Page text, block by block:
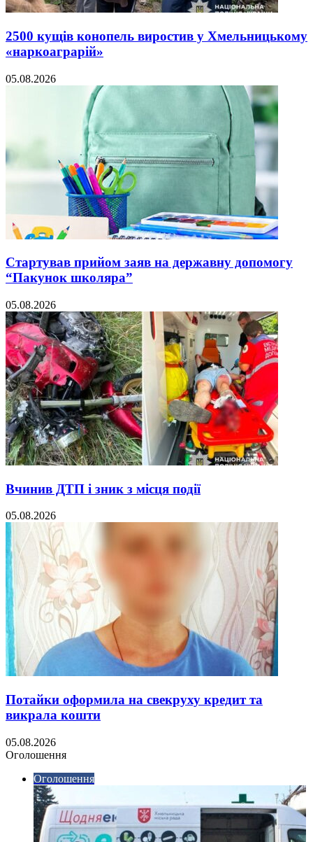
2500 кущів конопель виростив у Хмельницькому
«наркоаграрій»
05.08.2026
Стартував прийом заяв на державну допомогу
“Пакунок школяра”
05.08.2026
Вчинив ДТП і зник з місця події
05.08.2026
Потайки оформила на свекруху кредит та
викрала кошти
05.08.2026
Оголошення
Оголошення